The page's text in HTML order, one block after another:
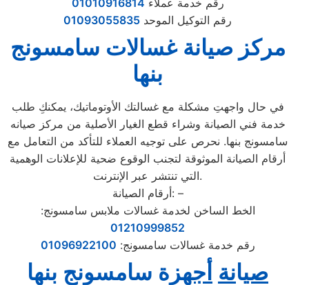
رقم خدمة عملاء 01010916814
رقم التوكيل الموحد 01093055835
مركز صيانة غسالات سامسونج
بنها
في حال واجهتِ مشكلة مع غسالتك الأوتوماتيك، يمكنكِ طلب
خدمة فني الصيانة وشراء قطع الغيار الأصلية من مركز صيانه
سامسونج بنها. نحرص على توجيه العملاء للتأكد من التعامل مع
أرقام الصيانة الموثوقة لتجنب الوقوع ضحية للإعلانات الوهمية
التي تنتشر عبر الإنترنت.
أرقام الصيانة: –
الخط الساخن لخدمة غسالات ملابس سامسونج:
01210999852
رقم خدمة غسالات سامسونج: 01096922100
صيانة أجهز ة سامسونج بنها